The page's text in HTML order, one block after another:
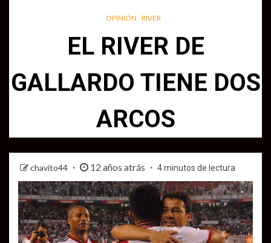
OPINIÓN RIVER
EL RIVER DE
GALLARDO TIENE DOS
ARCOS
chavito44 12 años atrás 4 minutos de lectura